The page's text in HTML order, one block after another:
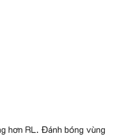
hơn RL. Đánh bóng vùng